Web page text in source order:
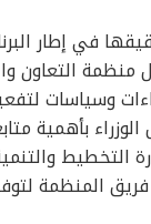
في إطار
التعاون
وسياسات
بأهمية
فريق المنظمة